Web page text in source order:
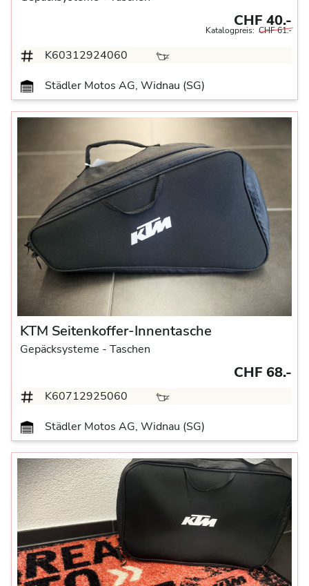
CHF 40.-
Katalogpreis: CHF 61.-
K60312924060
Städler Motos AG, Widnau (SG)
KTM Seitenkoffer-Innentasche
Gepäcksysteme - Taschen
CHF 68.-
K60712925060
Städler Motos AG, Widnau (SG)